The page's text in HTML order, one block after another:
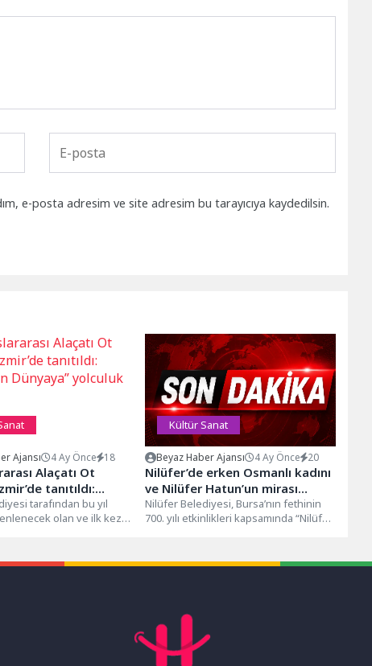
e-posta adresim ve site adresim bu tarayıcıya kaydedilsin.
Ajansı 4 Ay Önce 18
Alaçatı Ot
tanıtıldı:
Dünyaya” yolculuk
tarafından bu yıl
olan ve ilk kez
Kültür Sanat
Beyaz Haber Ajansı 4 Ay Önce 20
Nilüfer’de erken Osmanlı kadını
ve Nilüfer Hatun’un mirası
konuşuldu
Nilüfer Belediyesi, Bursa’nın fethinin
700. yılı etkinlikleri kapsamında “Nilüfer